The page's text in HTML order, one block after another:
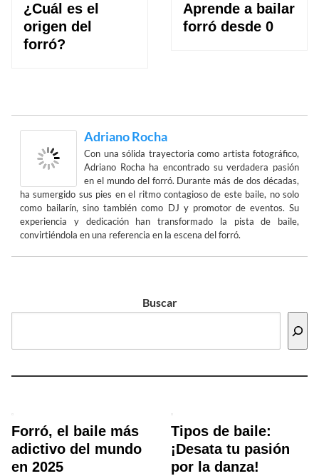
¿Cuál es el
origen del
forró?
Aprende a bailar
forró desde 0
Adriano Rocha
Con una sólida trayectoria como artista fotográfico,
Adriano Rocha ha encontrado su verdadera pasión
en el mundo del forró. Durante más de dos décadas,
ha sumergido sus pies en el ritmo contagioso de este baile, no solo
como bailarín, sino también como DJ y promotor de eventos. Su
experiencia y dedicación han transformado la pista de baile,
convirtiéndola en una referencia en la escena del forró.
Buscar
Forró, el baile más
adictivo del mundo
en 2025
Tipos de baile:
¡Desata tu pasión
por la danza!